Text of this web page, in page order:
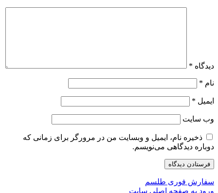
دیدگاه *
نام *
ایمیل *
وب‌ سایت
ذخیره نام، ایمیل و وبسایت من در مرورگر برای زمانی که
دوباره دیدگاهی می‌نویسم.
سفارش فوری طلسم
ورود به صفحه اصلی سایت